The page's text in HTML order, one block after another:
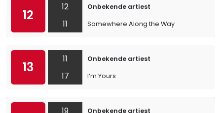
12
12
11
Onbekende artiest
Somewhere Along the Way
13
11
17
Onbekende artiest
I’m Yours
19
Onbekende artiest